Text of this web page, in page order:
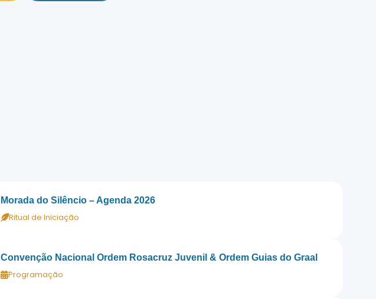
Morada do Silêncio – Agenda 2026
Ritual de Iniciação
Convenção Nacional Ordem Rosacruz Juvenil & Ordem Guias do Graal
Programação